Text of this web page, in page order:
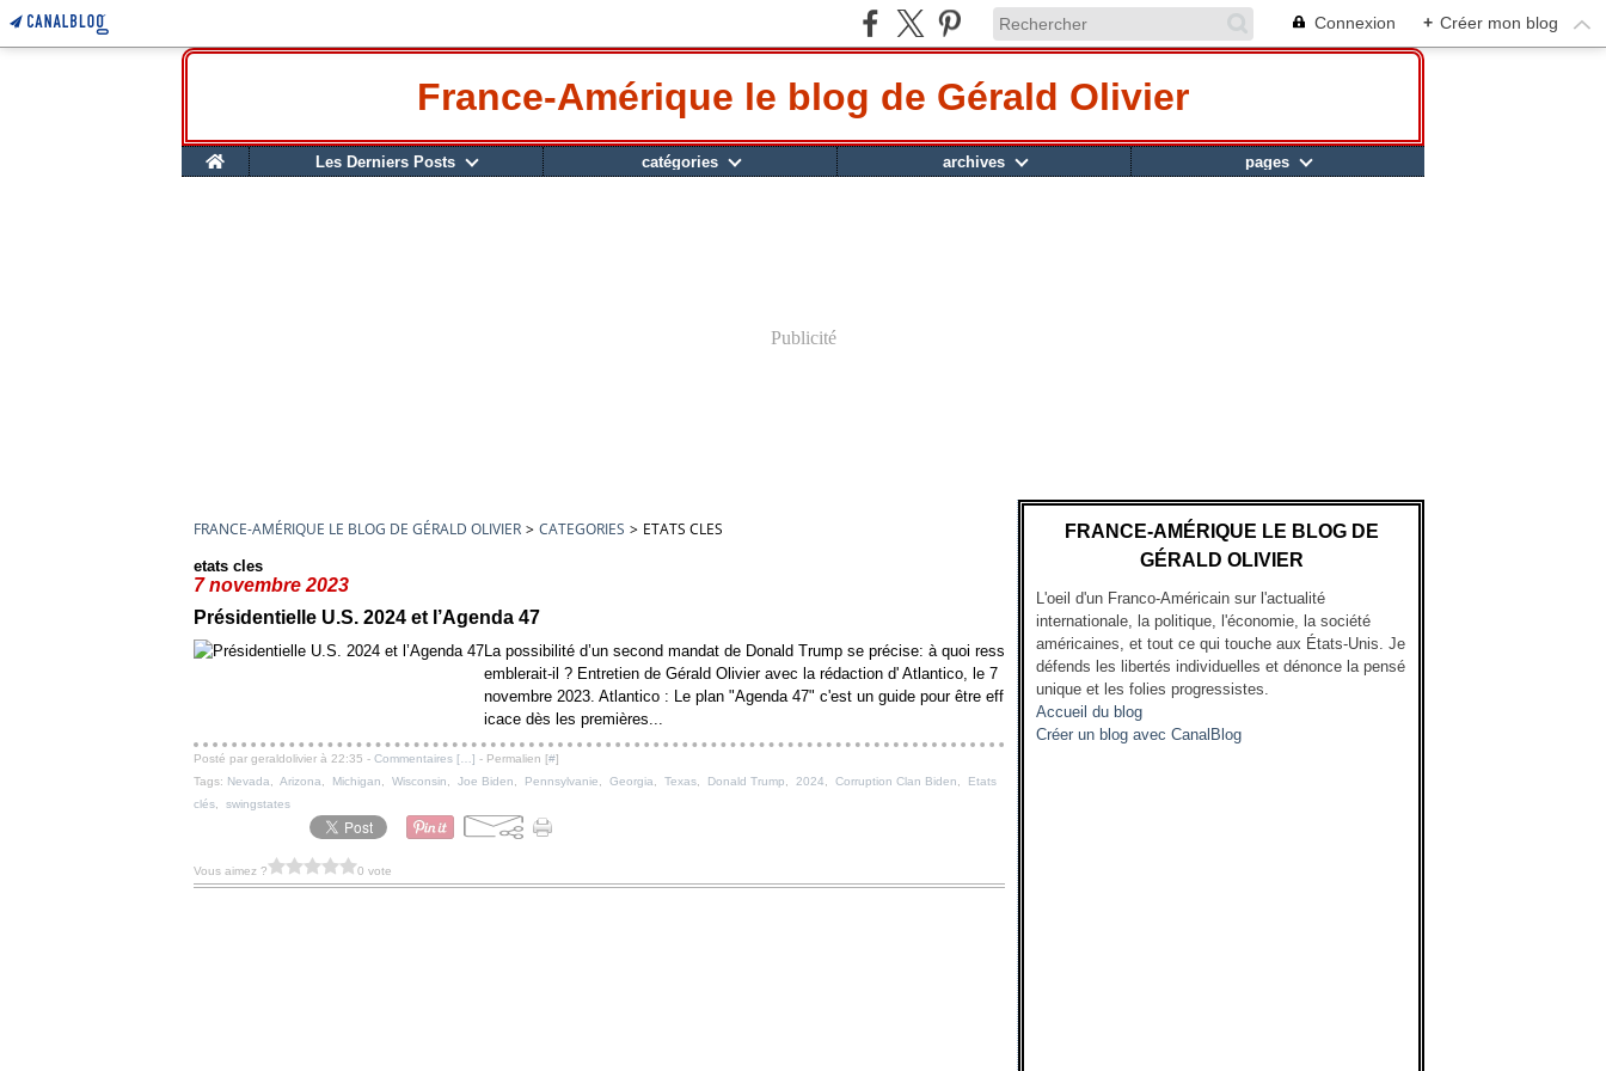
Connexion + Créer mon blog
France-Amérique le blog de Gérald Olivier
Home Les Derniers Posts catégories archives pages
Publicité
FRANCE-AMÉRIQUE LE BLOG DE GÉRALD OLIVIER > CATEGORIES > ETATS CLES
etats cles
7 novembre 2023
Présidentielle U.S. 2024 et l’Agenda 47
La possibilité d’un second mandat de Donald Trump se précise: à quoi ress
emblerait-il ? Entretien de Gérald Olivier avec la rédaction d' Atlantico, le 7
novembre 2023. Atlantico : Le plan "Agenda 47" c'est un guide pour être eff
icace dès les premières...
Posté par geraldolivier à 22:35 - Commentaires [ ] - Permalien [#]
Tags: Nevada Arizona Michigan Wisconsin Joe Biden Pennsylvanie Georgia Texas Donald Trump 2024 Corruption Clan Biden
Etats
clés
swingstates
Vous aimez ? 0 vote
FRANCE-AMÉRIQUE LE BLOG DE
GÉRALD OLIVIER
L'oeil d'un Franco-Américain sur l'actualité
internationale, la politique, l'économie, la société
américaines, et tout ce qui touche aux États-Unis. Je
défends les libertés individuelles et dénonce la pensé
unique et les folies progressistes.
Accueil du blog
Créer un blog avec CanalBlog